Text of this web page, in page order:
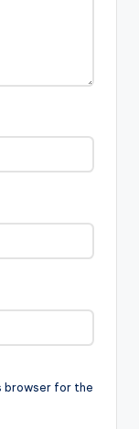
browser for the